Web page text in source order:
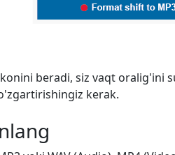
beradi, siz vaqt oralig'ini
kerak.